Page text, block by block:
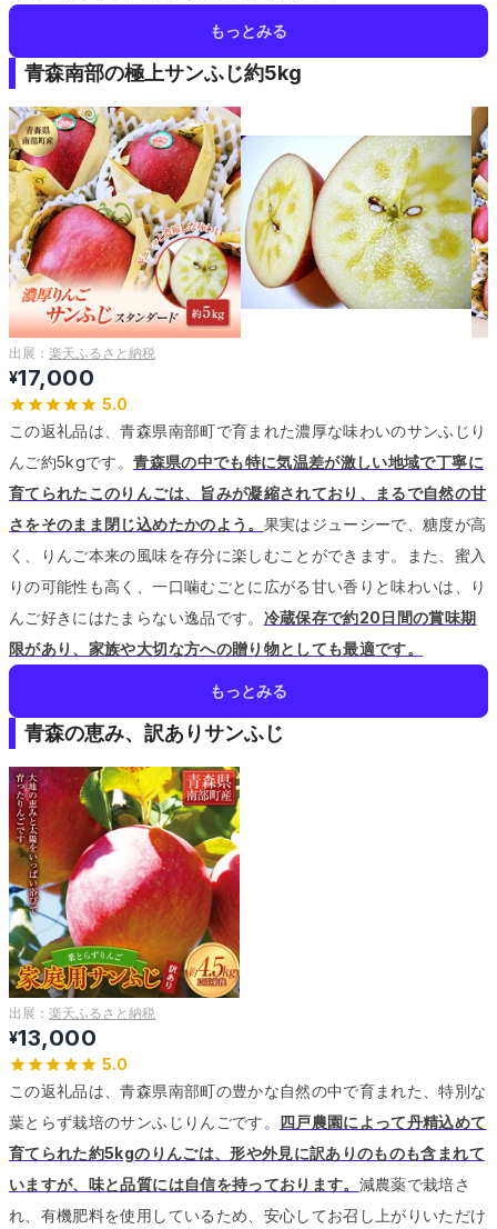
もっとみる
青森南部の極上サンふじ約5kg
出展： 楽天ふるさと納税
¥17,000
5.0
この返礼品は、青森県南部町で育まれた濃厚な味わいのサンふじり
んご約5kgです。青森県の中でも特に気温差が激しい地域で丁寧に
育てられたこのりんごは、旨みが凝縮されており、まるで自然の甘
さをそのまま閉じ込めたかのよう。 果実はジューシーで、糖度が高
く、りんご本来の風味を存分に楽しむことができます。
また、蜜入
りの可能性も高く、一口噛むごとに広がる甘い香りと味わいは、り
んご好きにはたまらない逸品です。 冷蔵保存で約20日間の賞味期
限があり、家族や大切な方への贈り物としても最適です。
もっとみる
青森の恵み、訳ありサンふじ
出展： 楽天ふるさと納税
¥13,000
5.0
この返礼品は、青森県南部町の豊かな自然の中で育まれた、特別な
葉とらず栽培のサンふじりんごです。 四戸農園によって丹精込めて
育てられた約5kgのりんごは、形や外見に訳ありのものも含まれて
いますが、味と品質には自信を持っております。 減農薬で栽培さ
れ、有機肥料を使用しているため、安心してお召し上がりいただけ